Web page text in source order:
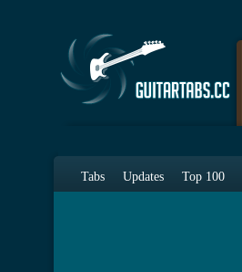
Tabs Updates Top 100